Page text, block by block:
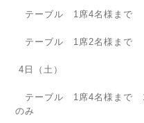
テーブル 1席4名様まで
テーブル 1席2名様まで
4日（土）
テーブル 1席4名様まで
のみ